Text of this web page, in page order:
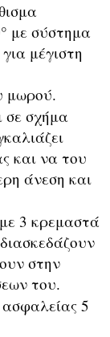
με σύστημα
μέγιστη
μωρού.
σχήμα
και να του
άνεση και
3 κρεμαστά
στην
του.
5